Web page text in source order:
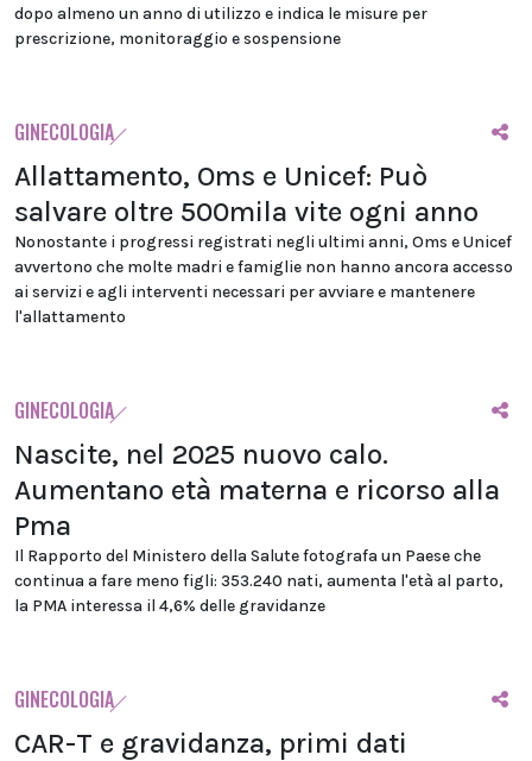
dopo almeno un anno di utilizzo e indica le misure per
prescrizione, monitoraggio e sospensione
GINECOLOGIA
Allattamento, Oms e Unicef: Può
salvare oltre 500mila vite ogni anno
Nonostante i progressi registrati negli ultimi anni, Oms e Unicef
avvertono che molte madri e famiglie non hanno ancora accesso
ai servizi e agli interventi necessari per avviare e mantenere
l'allattamento
GINECOLOGIA
Nascite, nel 2025 nuovo calo.
Aumentano età materna e ricorso alla
Pma
Il Rapporto del Ministero della Salute fotografa un Paese che
continua a fare meno figli: 353.240 nati, aumenta l'età al parto,
la PMA interessa il 4,6% delle gravidanze
GINECOLOGIA
CAR-T e gravidanza, primi dati